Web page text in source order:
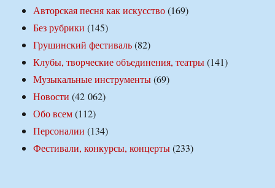
Авторская песня как искусство(169)
Без рубрики (145)
Грушинский фестиваль(82)
Клубы, творческие объединения, театры(141)
Музыкальные инструменты(69)
Новости (42 062)
Обо всем(112)
Персоналии (134)
Фестивали, конкурсы, концерты(233)